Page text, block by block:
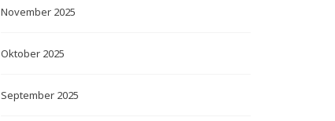
November 2025
Oktober 2025
September 2025